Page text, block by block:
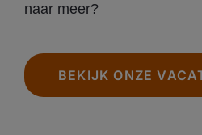
naar meer?
BEKIJK ONZE